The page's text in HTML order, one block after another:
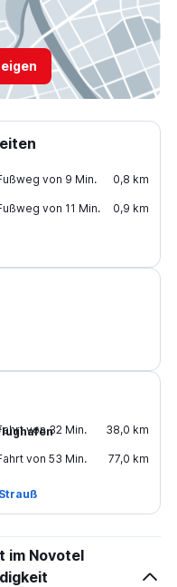
von 9 Min. 0,8 km
von 11 Min. 0,9 km
von 32 Min. 38,0 km
von 53 Min. 77,0 km
im Novotel